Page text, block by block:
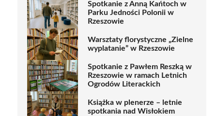
Spotkanie z Anną Kańtoch w
Parku Jedności Polonii w
Rzeszowie
Warsztaty florystyczne „Zielne
wyplatanie” w Rzeszowie
Spotkanie z Pawłem Reszką w
Rzeszowie w ramach Letnich
Ogrodów Literackich
Książka w plenerze – letnie
spotkania nad Wisłokiem